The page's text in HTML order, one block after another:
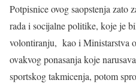
Potpisnice ovog saopstenja zato
rada i socijalne politike, koje je
volontiranju, kao i Ministarstva
ovakvog ponasanja koje
sportskog takmicenja, potom